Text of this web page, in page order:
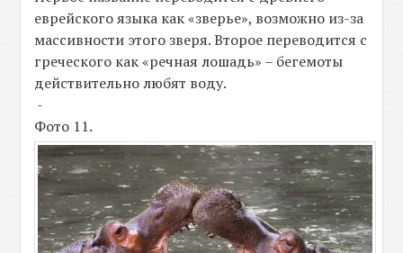
еврейского языка как «зверье», возможно из-за
массивности этого зверя. Второе переводится с
греческого как «речная лошадь» – бегемоты
действительно любят воду.
-
Фото 11.